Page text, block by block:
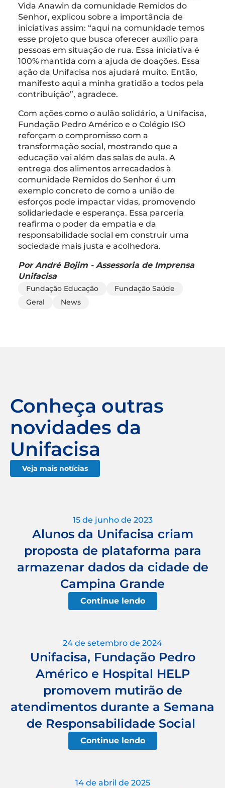
Vida Anawin da comunidade Remidos do
Senhor, explicou sobre a importância de
iniciativas assim: “aqui na comunidade temos
esse projeto que busca oferecer auxílio para
pessoas em situação de rua. Essa iniciativa é
100% mantida com a ajuda de doações. Essa
ação da Unifacisa nos ajudará muito. Então,
manifesto aqui a minha gratidão a todos pela
contribuição”, agradece.
Com ações como o aulão solidário, a Unifacisa,
Fundação Pedro Américo e o Colégio ISO
reforçam o compromisso com a
transformação social, mostrando que a
educação vai além das salas de aula. A
entrega dos alimentos arrecadados à
comunidade Remidos do Senhor é um
exemplo concreto de como a união de
esforços pode impactar vidas, promovendo
solidariedade e esperança. Essa parceria
reafirma o poder da empatia e da
responsabilidade social em construir uma
sociedade mais justa e acolhedora.
Por André Bojim - Assessoria de Imprensa
Unifacisa
Fundação Educação
Fundação Saúde
Geral
News
Conheça outras
novidades da
Unifacisa
Veja mais notícias
15 de junho de 2023
Alunos da Unifacisa criam
proposta de plataforma para
armazenar dados da cidade de
Campina Grande
Continue lendo
24 de setembro de 2024
Unifacisa, Fundação Pedro
Américo e Hospital HELP
promovem mutirão de
atendimentos durante a Semana
de Responsabilidade Social
Continue lendo
14 de abril de 2025